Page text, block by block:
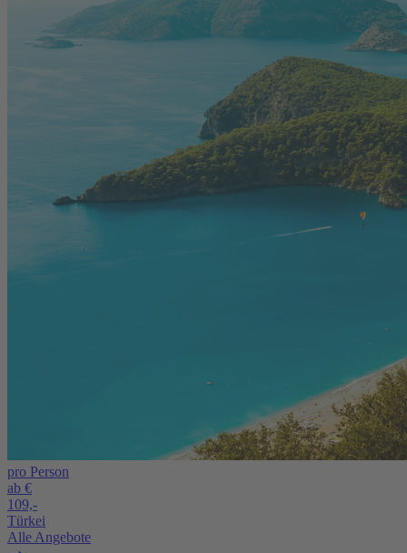
pro Person
ab €
109,-
Türkei
Alle Angebote